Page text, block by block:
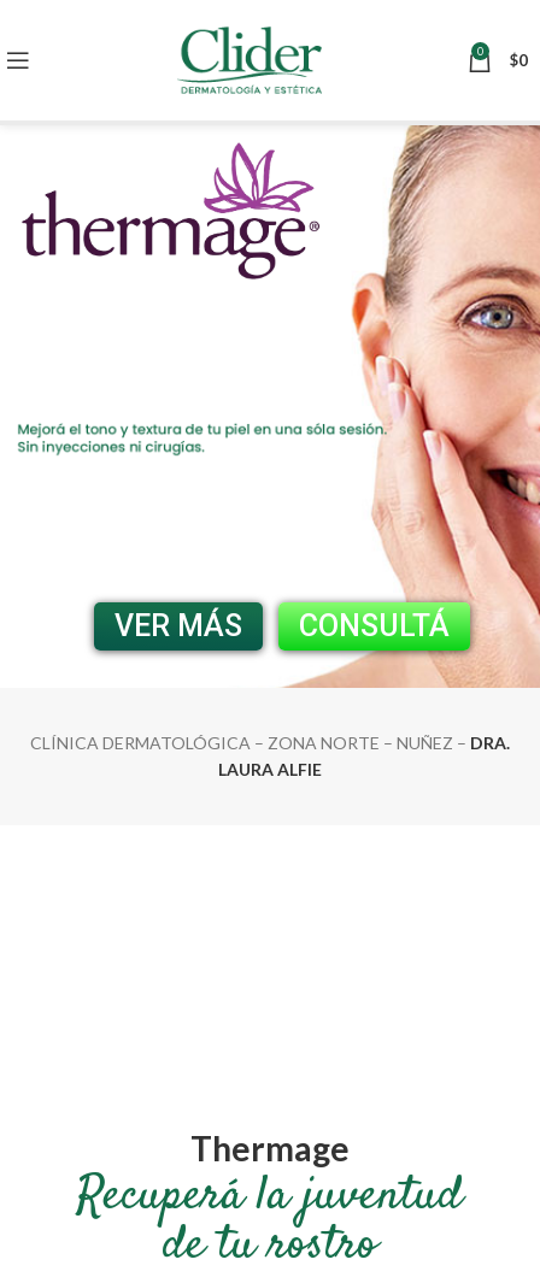
0 $0
CONSULTÁ
VER MÁS
CLÍNICA DERMATOLÓGICA – ZONA NORTE – NUÑEZ – DRA.
LAURA ALFIE
Thermage
Recuperá la juventud
de tu rostro